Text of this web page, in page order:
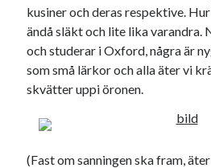
kusiner och deras respektive.
ändå släkt och lite lika varandra.
och studerar i Oxford, några är
som små lärkor och alla äter vi
skvätter uppi öronen.
(Fast om sanningen ska fram,